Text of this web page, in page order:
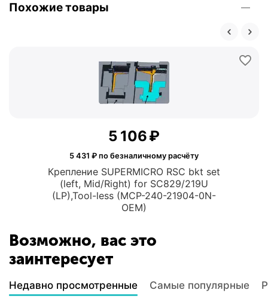
Похожие товары
Крепление SUPERMICRO RSC bkt set
(left, Mid/Right) for SC829/219U
(LP),Tool-less (MCP-240-21904-0N-
OEM)
5 106₽
5 431 ₽ по безналичному расчёту
Возможно, вас это
заинтересует
Недавно просмотренные Самые популярные